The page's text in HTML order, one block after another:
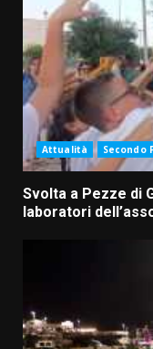
Attualità Secondo
Svolta a Pezze di
laboratori